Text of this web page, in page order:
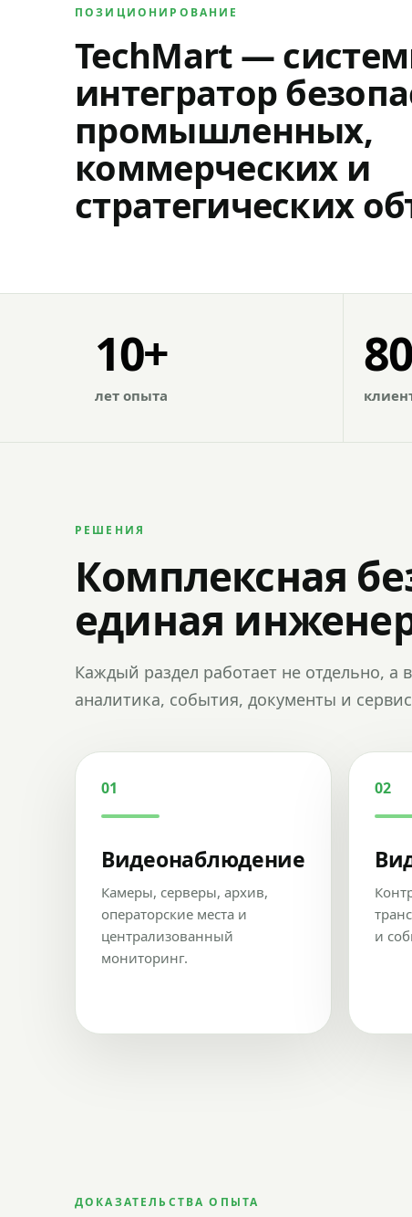
ПОЗИЦИОНИРОВАНИЕ
TechMart —
интегратор
промышленных,
коммерческих и
стратегических
10+
лет опыта
РЕШЕНИЯ
Комплексная
единая
Каждый раздел работает не отдельно, а
аналитика, события, документы и
01
Видеонаблюдение
Камеры, серверы, архив,
операторские места и
централизованный
мониторинг.
02
и
ДОКАЗАТЕЛЬСТВА ОПЫТА